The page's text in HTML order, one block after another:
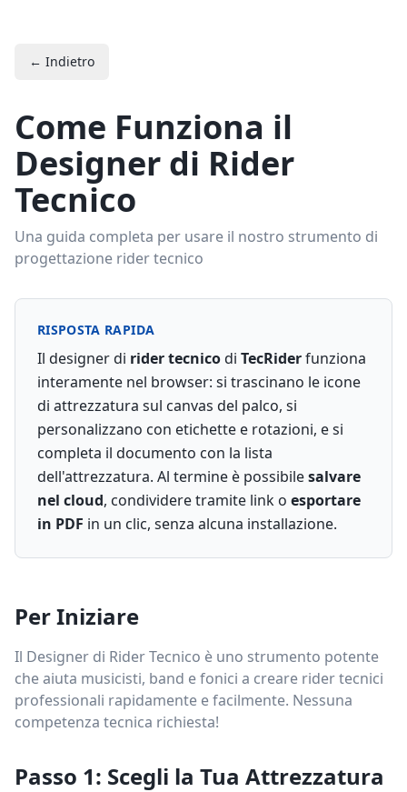
← Indietro
Come Funziona il
Designer di Rider
Tecnico
Una guida completa per usare il nostro strumento di
progettazione rider tecnico
RISPOSTA RAPIDA
Il designer di rider tecnicodi TecRiderfunziona
interamente nel browser: si trascinano le icone
di attrezzatura sul canvas del palco, si
personalizzano con etichette e rotazioni, e si
completa il documento con la lista
dell'attrezzatura. Al termine è possibilesalvare
nel cloud, condividere tramite link o esportare
in PDF in un clic, senza alcuna installazione.
Per Iniziare
Il Designer di Rider Tecnico è uno strumento potente
che aiuta musicisti, band e fonici a creare rider tecnici
professionali rapidamente e facilmente. Nessuna
competenza tecnica richiesta!
Passo 1: Scegli la Tua Attrezzatura